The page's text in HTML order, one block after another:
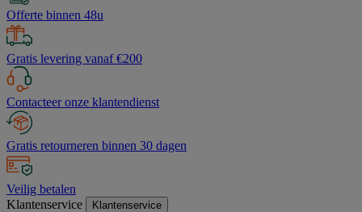
Offerte binnen 48u
Gratis levering vanaf €200
Contacteer onze klantendienst
Gratis retourneren binnen 30 dagen
Veilig betalen
Klantenservice
Klantenservice